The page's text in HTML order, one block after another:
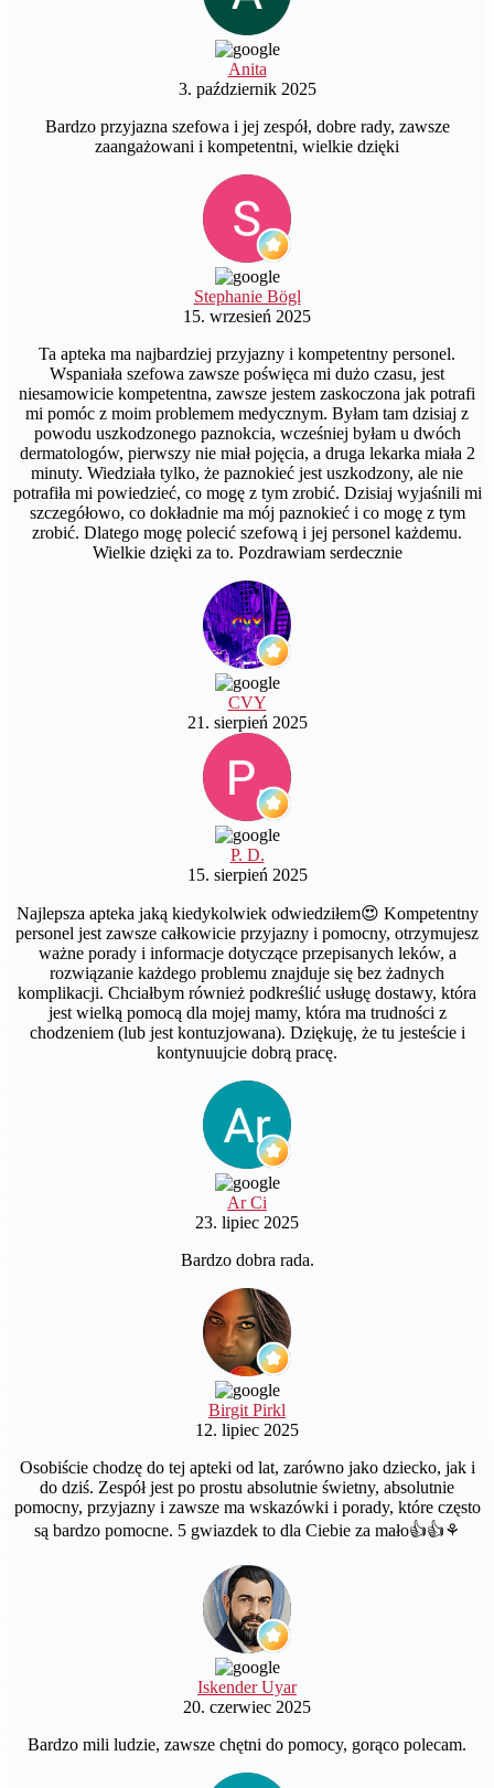
Anita
3. październik 2025
Bardzo przyjazna szefowa i jej zespół, dobre rady, zawsze
zaangażowani i kompetentni, wielkie dzięki
Stephanie Bögl
15. wrzesień 2025
Ta apteka ma najbardziej przyjazny i kompetentny personel.
Wspaniała szefowa zawsze poświęca mi dużo czasu, jest
niesamowicie kompetentna, zawsze jestem zaskoczona jak potrafi
mi pomóc z moim problemem medycznym. Byłam tam dzisiaj z
powodu uszkodzonego paznokcia, wcześniej byłam u dwóch
dermatologów, pierwszy nie miał pojęcia, a druga lekarka miała 2
minuty. Wiedziała tylko, że paznokieć jest uszkodzony, ale nie
potrafiła mi powiedzieć, co mogę z tym zrobić. Dzisiaj wyjaśnili mi
szczegółowo, co dokładnie ma mój paznokieć i co mogę z tym
zrobić. Dlatego mogę polecić szefową i jej personel każdemu.
Wielkie dzięki za to. Pozdrawiam serdecznie
CVY
21. sierpień 2025
P. D.
15. sierpień 2025
Najlepsza apteka jaką kiedykolwiek odwiedziłem😍 Kompetentny
personel jest zawsze całkowicie przyjazny i pomocny, otrzymujesz
ważne porady i informacje dotyczące przepisanych leków, a
rozwiązanie każdego problemu znajduje się bez żadnych
komplikacji. Chciałbym również podkreślić usługę dostawy, która
jest wielką pomocą dla mojej mamy, która ma trudności z
chodzeniem (lub jest kontuzjowana). Dziękuję, że tu jesteście i
kontynuujcie dobrą pracę.
Ar Ci
23. lipiec 2025
Bardzo dobra rada.
Birgit Pirkl
12. lipiec 2025
Osobiście chodzę do tej apteki od lat, zarówno jako dziecko, jak i
do dziś. Zespół jest po prostu absolutnie świetny, absolutnie
pomocny, przyjazny i zawsze ma wskazówki i porady, które często
są bardzo pomocne. 5 gwiazdek to dla Ciebie za mało👍👍⚘️
Iskender Uyar
20. czerwiec 2025
Bardzo mili ludzie, zawsze chętni do pomocy, gorąco polecam.